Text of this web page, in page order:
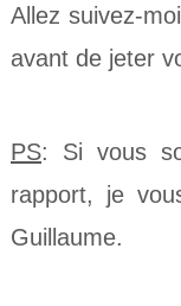
Allez suivez-
avant de jeter
PS: Si vous
rapport, je
Guillaume.